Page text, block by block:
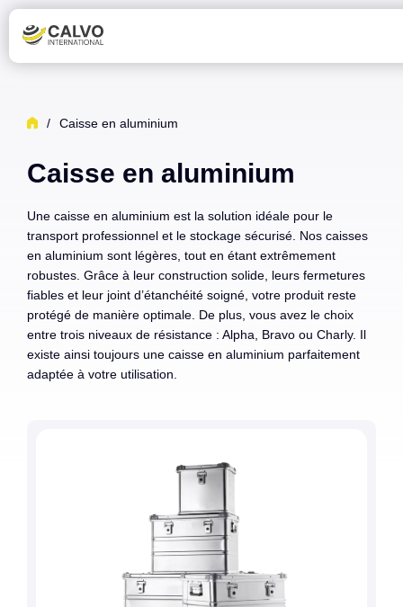
/ Caisse en aluminium
Caisse en aluminium
Une caisse en aluminium est la solution idéale pour le
transport professionnel et le stockage sécurisé. Nos caisses
en aluminium sont légères, tout en étant extrêmement
robustes. Grâce à leur construction solide, leurs fermetures
fiables et leur joint d’étanchéité soigné, votre produit reste
protégé de manière optimale. De plus, vous avez le choix
entre trois niveaux de résistance : Alpha, Bravo ou Charly. Il
existe ainsi toujours une caisse en aluminium parfaitement
adaptée à votre utilisation.